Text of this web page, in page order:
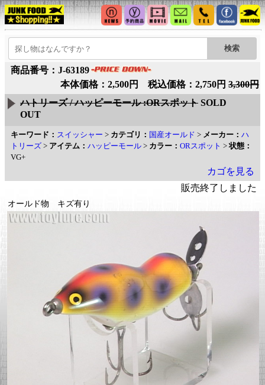
商品番号：J-63189
本体価格：2,500円 税込価格：2,750円 3,300円
ハトリーズ / ハッピーモール :ORスポット SOLD
OUT
キーワード： スイッシャー > カテゴリ： 国産オールド > メーカー： ハ
トリーズ > アイテム： ハッピーモール > カラー： ORスポット >状態：
VG+
カゴを見る
販売終了しました
オールド物 キズ有り